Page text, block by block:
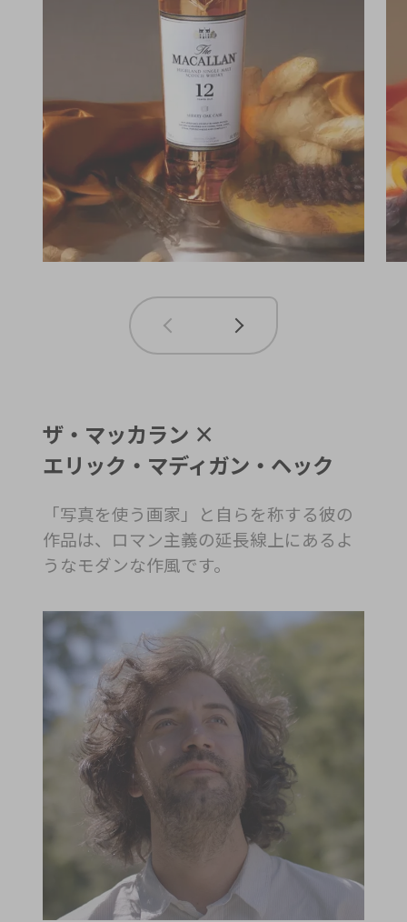
ザ・マッカラン ×
エリック・マディガン・ヘック
「写真を使う画家」と自らを称する彼の
作品は、ロマン主義の延長線上にあるよ
うなモダンな作風です。